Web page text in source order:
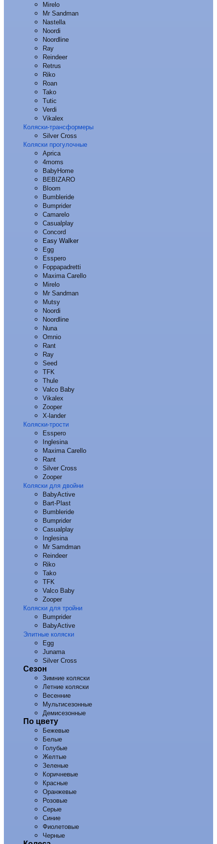
Mirelo
Mr Sandman
Nastella
Noordi
Noordline
Ray
Reindeer
Retrus
Riko
Roan
Tako
Tutic
Verdi
Vikalex
Коляски-трансформеры
Silver Cross
Коляски прогулочные
Aprica
4moms
BabyHome
BEBIZARO
Bloom
Bumbleride
Bumprider
Camarelo
Casualplay
Concord
Easy Walker
Egg
Esspero
Foppapadretti
Maxima Carello
Mirelo
Mr Sandman
Mutsy
Noordi
Noordline
Nuna
Omnio
Rant
Ray
Seed
TFK
Thule
Valco Baby
Vikalex
Zooper
X-lander
Коляски-трости
Esspero
Inglesina
Maxima Carello
Rant
Silver Cross
Zooper
Коляски для двойни
BabyActive
Bart-Plast
Bumbleride
Bumprider
Casualplay
Inglesina
Mr Samdman
Reindeer
Riko
Tako
TFK
Valco Baby
Zooper
Коляски для тройни
Bumprider
BabyActive
Элитные коляски
Egg
Junama
Silver Cross
Сезон
Зимние коляски
Летние коляски
Весенние
Мультисезонные
Демисезонные
По цвету
Бежевые
Белые
Голубые
Желтые
Зеленые
Коричневые
Красные
Оранжевые
Розовые
Серые
Синие
Фиолетовые
Черные